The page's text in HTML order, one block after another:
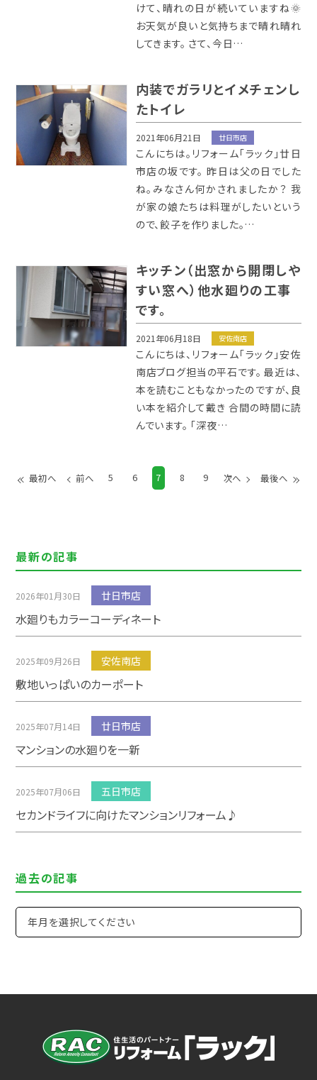
けて、晴れの日が続いていますね🌞
お天気が良いと気持ちまで晴れ晴れ
してきます。 さて、今日…
内装でガラリとイメチェンし
たトイレ
2021年06月21日 廿日市店
こんにちは。リフォーム「ラック」廿日
市店の坂です。 昨日は父の日でした
ね。みなさん何かされましたか？ 我
が家の娘たちは料理がしたいという
ので、餃子を作りました。…
キッチン（出窓から開閉しや
すい窓へ）他水廻りの工事
です。
2021年06月18日 安佐南店
こんにちは、リフォーム「ラック」安佐
南店ブログ担当の平石です。 最近は、
本を読むこともなかったのですが、良
い本を紹介して戴き 合間の時間に読
んでいます。 「深夜…
最初へ 前へ 5 6 7 8 9 次へ 最後へ
最新の記事
2026年01月30日 廿日市店
水廻りもカラーコーディネート
2025年09月26日 安佐南店
敷地いっぱいのカーポート
2025年07月14日 廿日市店
マンションの水廻りを一新
2025年07月06日 五日市店
セカンドライフに向けたマンションリフォーム♪
過去の記事